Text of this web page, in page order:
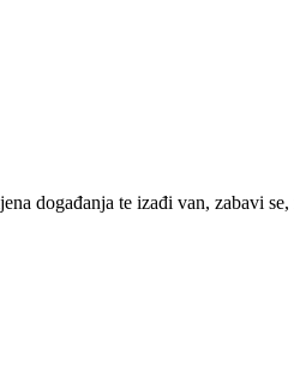
događanja te izađi van, zabavi